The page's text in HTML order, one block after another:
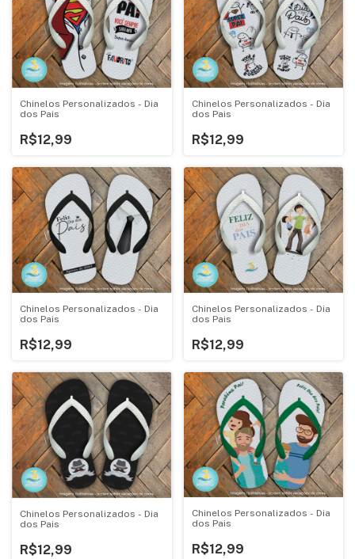
Chinelos Personalizados - Dia
dos Pais
R$12,99
Chinelos Personalizados - Dia
dos Pais
R$12,99
Chinelos Personalizados - Dia
dos Pais
R$12,99
Chinelos Personalizados - Dia
dos Pais
R$12,99
Chinelos Personalizados - Dia
dos Pais
R$12,99
Chinelos Personalizados - Dia
dos Pais
R$12,99